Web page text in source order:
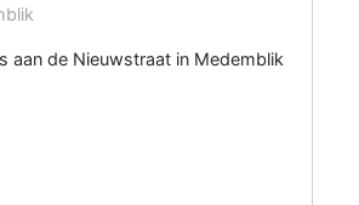
aan de Nieuwstraat in Medemblik